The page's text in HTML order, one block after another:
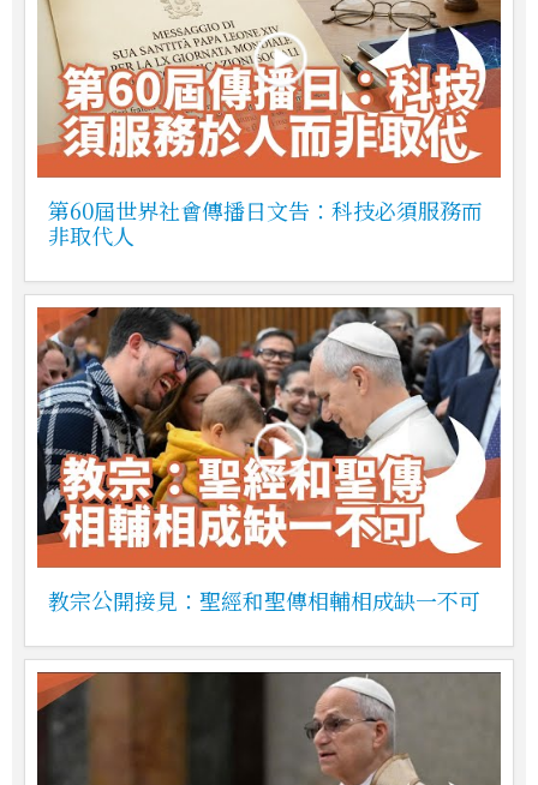
第60屆世界社會傳播日文告：科技必須服務而
非取代人
教宗公開接見：聖經和聖傳相輔相成缺一不可